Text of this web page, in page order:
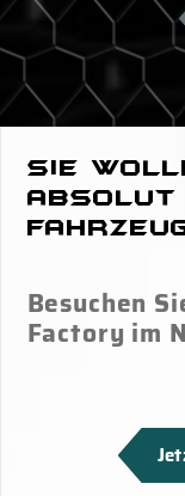
Sie
absolut
Besuchen
Factory im